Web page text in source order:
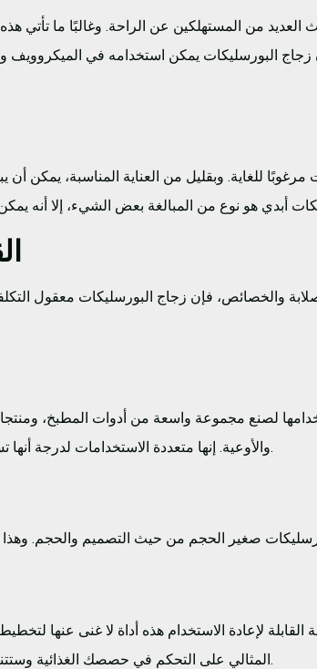
العديد من المستهلكين عن الراحة. وغالبًا ما
زجاج البورسليكات يمكن استخدامه في
للغاية. وبقليل من العناية المناسبة، يمكن
والخصائص، فإن زجاج البورسليكات معقول
لصنع مجموعة واسعة من أدوات المطبخ،
والأوعية. إنها متعددة الاستخدامات لدرجة أنها تستخدم حتى في المختبرات العلمية والبناء والهندسة.
القابلة لإعادة الاستخدام هذه أداة لا غنى عنها
المثالي على التحكم في حصصك الغذائية وستتناسب مع أي حقيبة لتحضير الوجبات أو حقيبة الغداء.